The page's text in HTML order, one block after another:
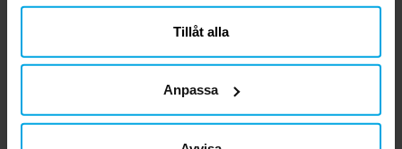
närsomhelst ändra ditt samtycke.
Tillåt alla
Anpassa